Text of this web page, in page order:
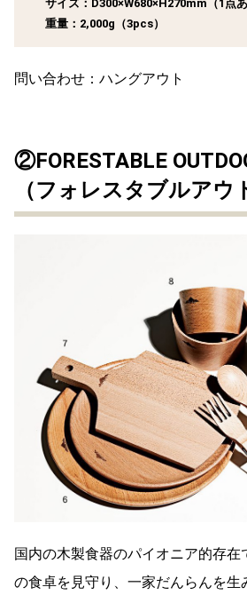
サイズ：D300×W680×H270mm（1点あ
重量：2,000g（3pcs）
問い合わせ：ハングアウト
②FORESTABLE
（フォレスタブルアウ
国内の木製食器のパイオニア的存
の食卓を見守り、一家だんらんを生